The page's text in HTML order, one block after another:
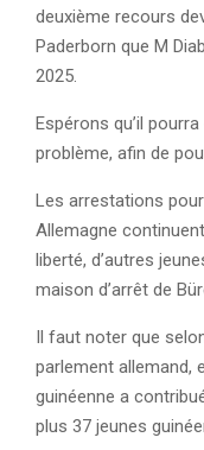
deuxième recours
Paderborn que M
2025.
Espérons qu’il
problème, afin de
Les arrestations
Allemagne
liberté, d’autres
maison d’arrêt de
Il faut noter que
parlement allemand,
guinéenne a
plus 37 jeunes